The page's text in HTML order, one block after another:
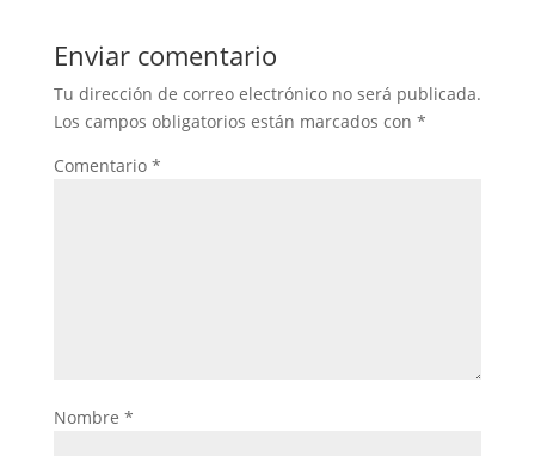
Enviar comentario
Tu dirección de correo electrónico no será publicada.
Los campos obligatorios están marcados con *
Comentario *
Nombre *